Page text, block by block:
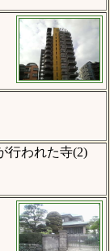
行われた寺(2)